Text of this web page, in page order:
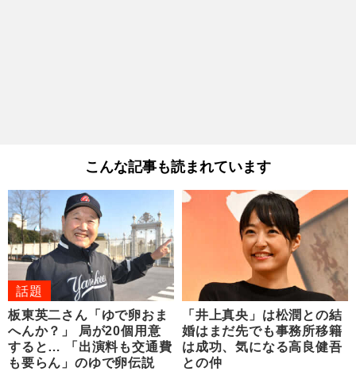
こんな記事も読まれています
話題
板東英二さん「ゆで卵おま
へんか？」 局が20個用意
すると… 「出演料も交通費
も要らん」のゆで卵伝説
「井上真央」は松潤との結
婚はまだ先でも事務所移籍
は成功、気になる高良健吾
との仲